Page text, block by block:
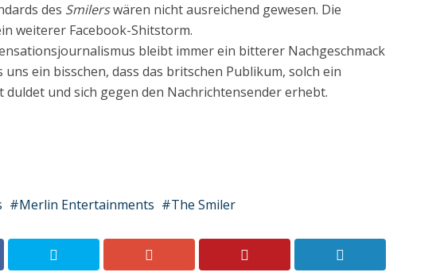
des Smilerswären nicht ausreichend gewesen. Die
weiterer Facebook-Shitstorm.
bleibt immer ein bitterer Nachgeschmack
ein bisschen, dass das britschen Publikum, solch ein
duldet und sich gegen den Nachrichtensender erhebt.
Merlin Entertainments The Smiler